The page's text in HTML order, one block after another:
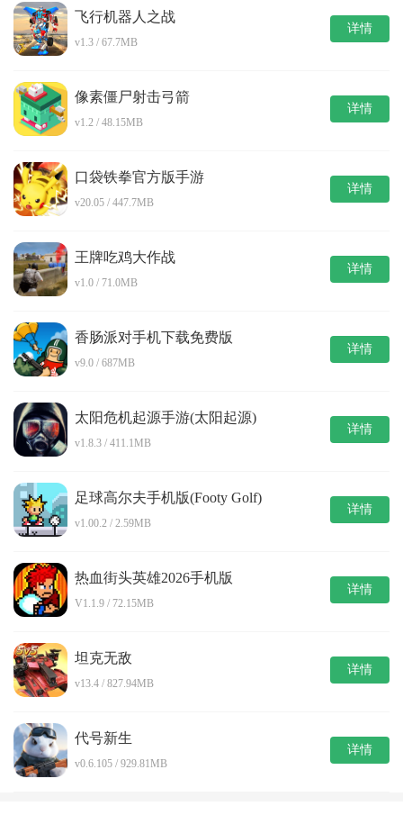
飞行机器人之战
v1.3 / 67.7MB
详情
像素僵尸射击弓箭
v1.2 / 48.15MB
详情
口袋铁拳官方版手游
v20.05 / 447.7MB
详情
王牌吃鸡大作战
v1.0 / 71.0MB
详情
香肠派对手机下载免费版
v9.0 / 687MB
详情
太阳危机起源手游(太阳起源)
v1.8.3 / 411.1MB
详情
足球高尔夫手机版(Footy Golf)
v1.00.2 / 2.59MB
详情
热血街头英雄2026手机版
V1.1.9 / 72.15MB
详情
坦克无敌
v13.4 / 827.94MB
详情
代号新生
v0.6.105 / 929.81MB
详情